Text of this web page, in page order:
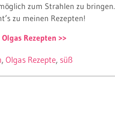
zum Strahlen zu bringen.
zu meinen Rezepten!
Olgas Rezepten
Olgas Rezepte süß